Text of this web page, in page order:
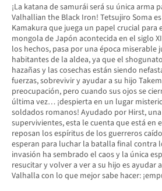
¡La katana de samurái será su única arma
Valhallian the Black Iron! Tetsujiro Soma
Kamakura que juega un papel crucial para
mongola de Japón acontecida en el siglo
los hechos, pasa por una época miserable
habitantes de la aldea, ya que el
hazañas y las cosechas están siendo
fuerzas, sobrevivir y ayudar a su hijo
preocupación, pero cuando sus ojos se
última vez… ¡despierta en un lugar
soldados romanos! Ayudado por Hirst,
supervivientes, esta le cuenta que está en
reposan los espíritus de los guerreros
esperan para luchar la batalla final contra
invasión ha sembrado el caos y la única
resucitar y volver a ver a su hijo es ayudar
Valhalla con lo que mejor sabe hacer: